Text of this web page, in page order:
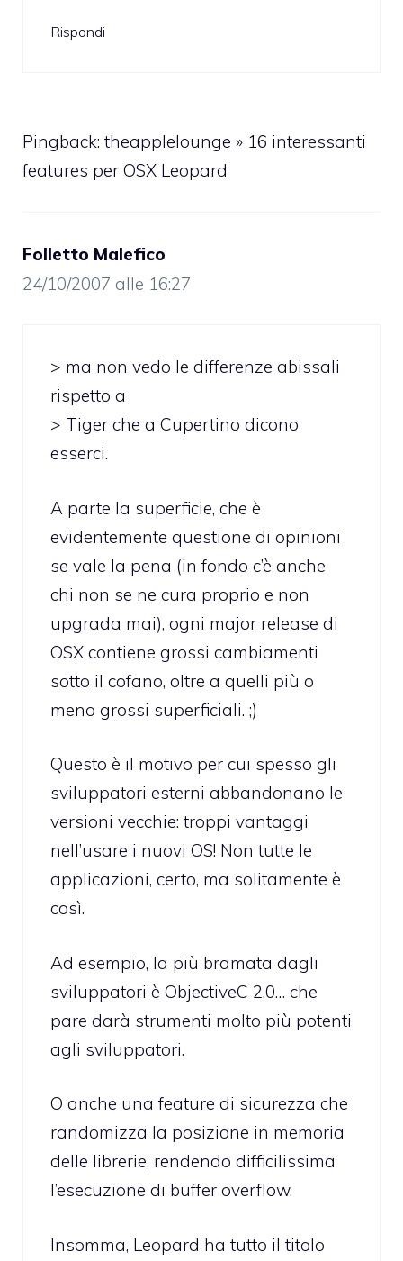
Rispondi
Pingback: theapplelounge » 16 interessanti
features per OSX Leopard
Folletto Malefico
24/10/2007 alle 16:27
> ma non vedo le differenze abissali
rispetto a
> Tiger che a Cupertino dicono
esserci.
A parte la superficie, che è
evidentemente questione di opinioni
se vale la pena (in fondo c’è anche
chi non se ne cura proprio e non
upgrada mai), ogni major release di
OSX contiene grossi cambiamenti
sotto il cofano, oltre a quelli più o
meno grossi superficiali. ;)
Questo è il motivo per cui spesso gli
sviluppatori esterni abbandonano le
versioni vecchie: troppi vantaggi
nell’usare i nuovi OS! Non tutte le
applicazioni, certo, ma solitamente è
così.
Ad esempio, la più bramata dagli
sviluppatori è ObjectiveC 2.0… che
pare darà strumenti molto più potenti
agli sviluppatori.
O anche una feature di sicurezza che
randomizza la posizione in memoria
delle librerie, rendendo difficilissima
l’esecuzione di buffer overflow.
Insomma, Leopard ha tutto il titolo